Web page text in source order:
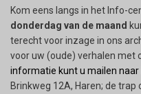
Kom eens langs in het Info-
donderdag van de maand
terecht voor inzage in ons
voor uw (oude) verhalen met
informatie kunt u mailen naar
Brinkweg 12A, Haren; de trap